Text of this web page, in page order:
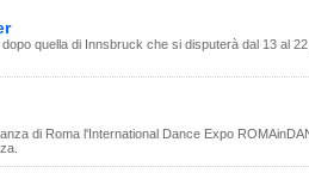
quella di Innsbruck che si disputerà dal 13 al
di Roma l'International Dance Expo